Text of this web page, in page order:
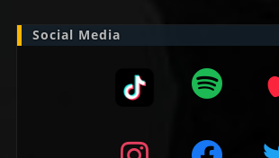
Social Media